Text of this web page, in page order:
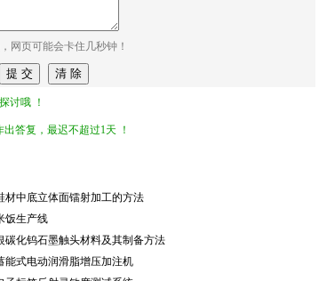
网页可能会卡住几秒钟！
讨哦 ！
答复，最迟不超过1天 ！
材中底立体面镭射加工的方法
饭生产线
碳化钨石墨触头材料及其制备方法
能式电动润滑脂增压加注机